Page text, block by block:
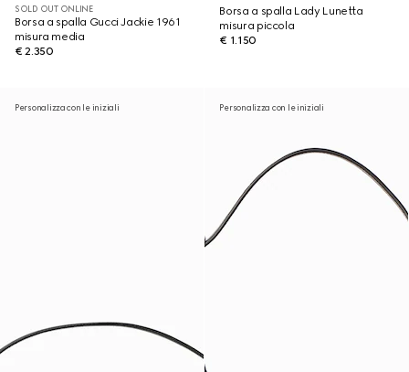
SOLD OUT ONLINE
Borsa a spalla Gucci Jackie 1961
misura media
€ 2.350
Borsa a spalla Lady Lunetta
misura piccola
€ 1.150
Personalizza con le iniziali Personalizza con le iniziali